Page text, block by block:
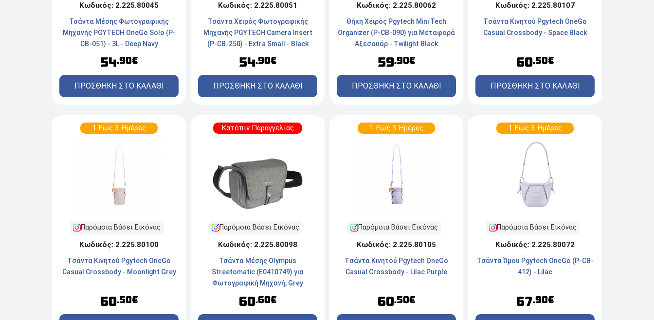
Κωδικός: 2.225.80045
Τσάντα Μέσης Φωτογραφικής
Μηχανής PGYTECH OneGo Solo (P-
CB-051) - 3L - Deep Navy
54.90€
ΠΡΟΣΘΗΚΗ ΣΤΟ ΚΑΛΑΘΙ
Κωδικός: 2.225.80051
Τσάντα Χειρός Φωτογραφικής
Μηχανής PGYTECH Camera Insert
(P-CB-250) - Extra Small - Black
54.90€
ΠΡΟΣΘΗΚΗ ΣΤΟ ΚΑΛΑΘΙ
Κωδικός: 2.225.80062
Θήκη Χειρός Pgytech Mini Tech
Organizer (P-CB-090) για Μεταφορά
Αξεσουάρ - Twilight Black
59.90€
ΠΡΟΣΘΗΚΗ ΣΤΟ ΚΑΛΑΘΙ
Κωδικός: 2.225.80107
Tσάντα Κινητού Pgytech OneGo
Casual Crossbody - Space Black
60.50€
ΠΡΟΣΘΗΚΗ ΣΤΟ ΚΑΛΑΘΙ
1 Εώς 3 Ημέρες
Παρόμοια Βάσει Εικόνας
Κωδικός: 2.225.80100
Tσάντα Κινητού Pgytech OneGo
Casual Crossbody - Μoonlight Grey
60.50€
Κατόπιν Παραγγελίας
Παρόμοια Βάσει Εικόνας
Κωδικός: 2.225.80098
Τσάντα Μέσης Olympus
Streetomatic (E0410749) για
Φωτογραφική Μηχανή, Grey
60.60€
1 Εώς 3 Ημέρες
Παρόμοια Βάσει Εικόνας
Κωδικός: 2.225.80105
Tσάντα Κινητού Pgytech OneGo
Casual Crossbody - Lilac Purple
60.50€
1 Εώς 3 Ημέρες
Παρόμοια Βάσει Εικόνας
Κωδικός: 2.225.80072
Τσάντα Ώμου Pgytech OneGo (P-CB-
412) - Lilac
67.90€